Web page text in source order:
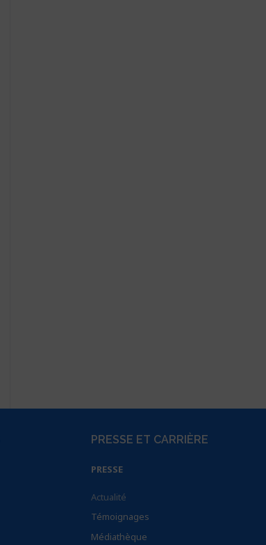
PRESSE ET CARRIÈRE
PRESSE
Actualité
Témoignages
Médiathèque